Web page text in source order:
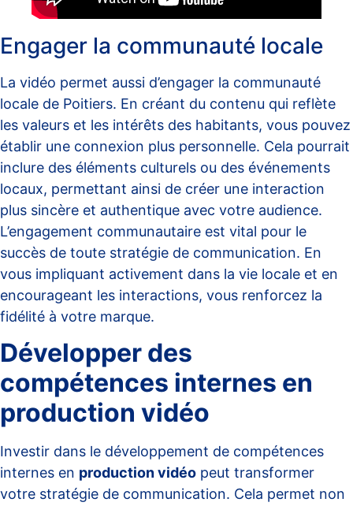
Engager la communauté locale
La vidéo permet aussi d’engager la communauté
locale de Poitiers. En créant du contenu qui reflète
les valeurs et les intérêts des habitants, vous pouvez
établir une connexion plus personnelle. Cela pourrait
inclure des éléments culturels ou des événements
locaux, permettant ainsi de créer une interaction
plus sincère et authentique avec votre audience.
L’engagement communautaire est vital pour le
succès de toute stratégie de communication. En
vous impliquant activement dans la vie locale et en
encourageant les interactions, vous renforcez la
fidélité à votre marque.
Développer des
compétences internes en
production vidéo
Investir dans le développement de compétences
internes en production vidéo peut transformer
votre stratégie de communication. Cela permet non